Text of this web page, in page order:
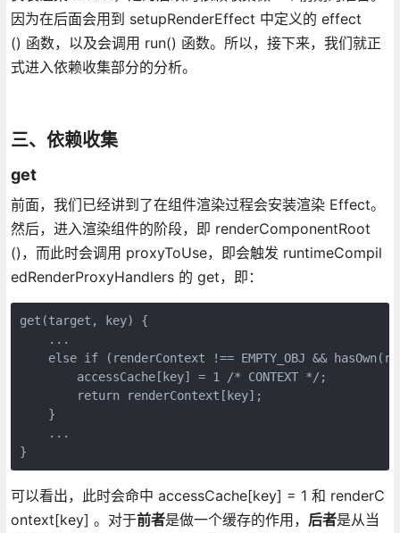
因为在后面会用到 setupRenderEffect 中定义的 effect
() 函数，以及会调用 run() 函数。所以，接下来，我们就正
式进入依赖收集部分的分析。
三、依赖收集
get
前面，我们已经讲到了在组件渲染过程会安装渲染 Effect。
然后，进入渲染组件的阶段，即 renderComponentRoot
()，而此时会调用 proxyToUse，即会触发 runtimeCompil
edRenderProxyHandlers 的 get，即：
get(target, key) {
    ...
else if (renderContext !== EMPTY_OBJ &&
        accessCache[key] = 1 /* CONTEXT */;
        return renderContext[key];
    }
    ...
}
可以看出，此时会命中 accessCache[key] = 1 和 renderC
ontext[key] 。对于前者是做一个缓存的作用， 后者是从当